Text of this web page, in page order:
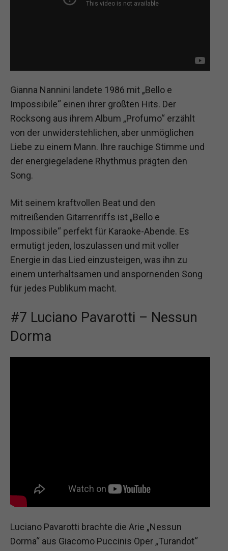
Gianna Nannini landete 1986 mit „Bello e
Impossibile“ einen ihrer größten Hits. Der
Rocksong aus ihrem Album „Profumo“ erzählt
von der unwiderstehlichen, aber unmöglichen
Liebe zu einem Mann. Ihre rauchige Stimme und
der energiegeladene Rhythmus prägten den
Song.
Mit seinem kraftvollen Beat und den
mitreißenden Gitarrenriffs ist „Bello e
Impossibile“ perfekt für Karaoke-Abende. Es
ermutigt jeden, loszulassen und mit voller
Energie in das Lied einzusteigen, was ihn zu
einem unterhaltsamen und anspornenden Song
für jedes Publikum macht.
#7 Luciano Pavarotti – Nessun
Dorma
Luciano Pavarotti brachte die Arie „Nessun
Dorma“ aus Giacomo Puccinis Oper „Turandot“